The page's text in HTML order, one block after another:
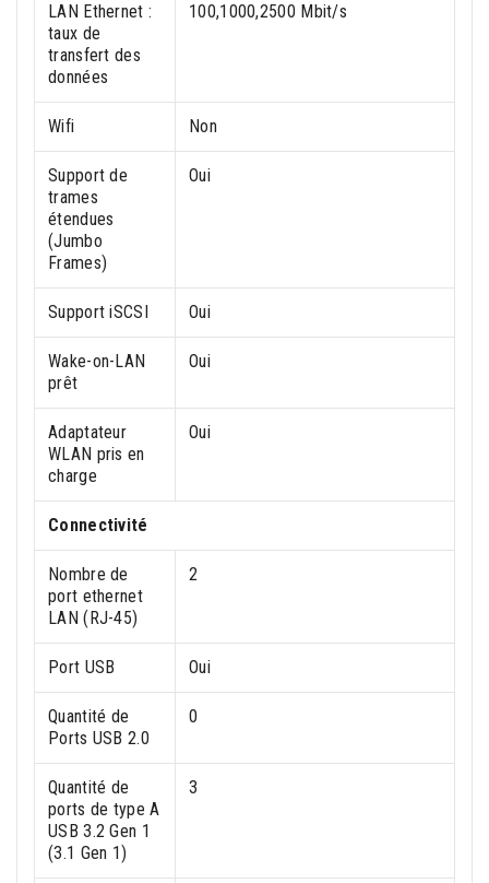
LAN Ethernet :
taux de
transfert des
données
100,1000,2500 Mbit/s
Wifi Non
Support de
trames
étendues
(Jumbo
Frames)
Oui
Support iSCSI Oui
Wake-on-LAN
prêt
Oui
Adaptateur
WLAN pris en
charge
Oui
Connectivité
Nombre de
port ethernet
LAN (RJ-45)
2
Port USB Oui
Quantité de
Ports USB 2.0
0
Quantité de
ports de type A
USB 3.2 Gen 1
(3.1 Gen 1)
3